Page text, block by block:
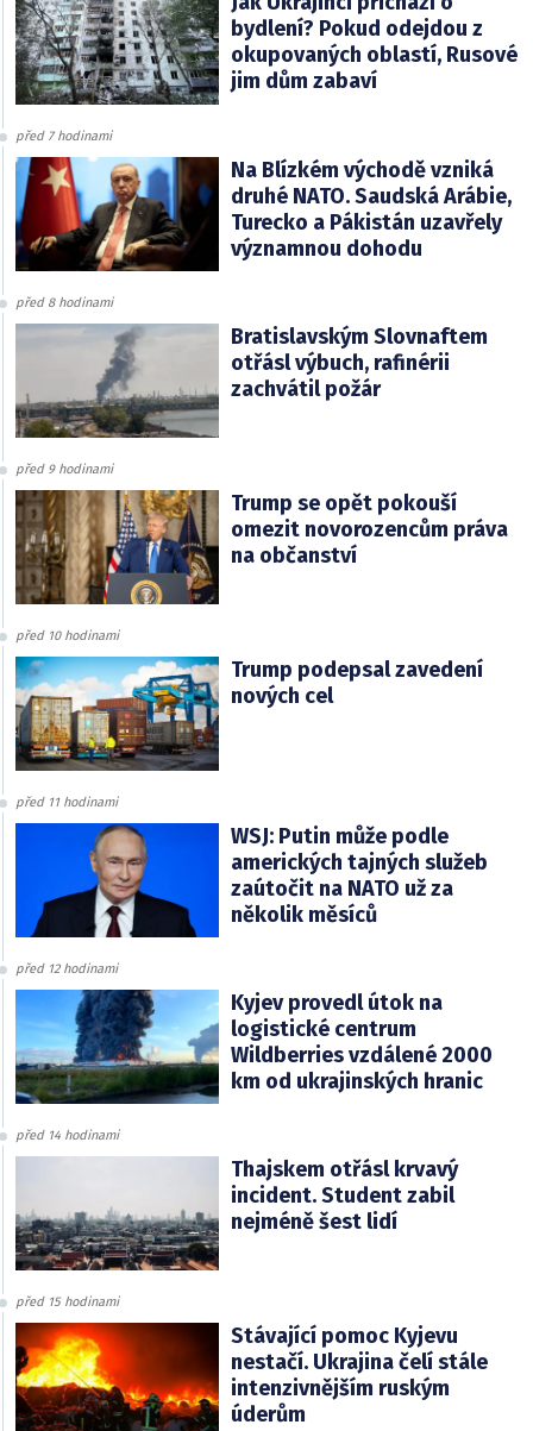
bydlení? Pokud odejdou z
okupovaných oblastí, Rusové
jim dům zabaví
před 7 hodinami
Na Blízkém východě vzniká
druhé NATO. Saudská Arábie,
Turecko a Pákistán uzavřely
významnou dohodu
před 8 hodinami
Bratislavským Slovnaftem
otřásl výbuch, rafinérii
zachvátil požár
před 9 hodinami
Trump se opět pokouší
omezit novorozencům práva
na občanství
před 10 hodinami
Trump podepsal zavedení
nových cel
před 11 hodinami
WSJ: Putin může podle
amerických tajných služeb
zaútočit na NATO už za
několik měsíců
před 12 hodinami
Kyjev provedl útok na
logistické centrum
Wildberries vzdálené 2000
km od ukrajinských hranic
před 14 hodinami
Thajskem otřásl krvavý
incident. Student zabil
nejméně šest lidí
před 15 hodinami
Stávající pomoc Kyjevu
nestačí. Ukrajina čelí stále
intenzivnějším ruským
úderům